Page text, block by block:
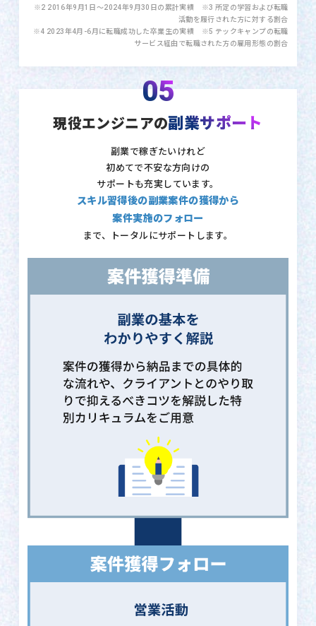
※2 2016年9月1日〜2024年9月30日の累計実績 ※3 所定の学習および転職
活動を履行された方に対する割合
※4 2023年4月-6月に転職成功した卒業生の実績 ※5 テックキャンプの転職
サービス経由で転職された方の雇用形態の割合
05
現役エンジニアの副業サポート
副業で稼ぎたいけれど
初めてで不安な方向けの
サポートも充実しています。
スキル習得後の副業案件の獲得から
案件実施のフォロー
まで、トータルにサポートします。